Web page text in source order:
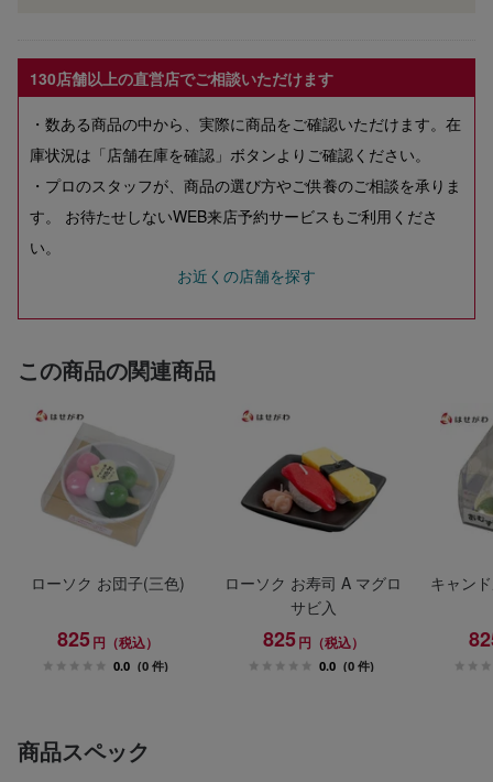
130店舗以上の直営店でご相談いただけます
・数ある商品の中から、実際に商品をご確認いただけます。在
庫状況は「店舗在庫を確認」ボタンよりご確認ください。
・プロのスタッフが、商品の選び方やご供養のご相談を承りま
す。 お待たせしないWEB来店予約サービスもご利用くださ
い。
お近くの店舗を探す
この商品の関連商品
ローソク お団子(三色)
825円（税込）
0.0 (0 件)
ローソク お寿司 A マグロ
サビ入
825円（税込）
0.0 (0 件)
キャン
商品スペック